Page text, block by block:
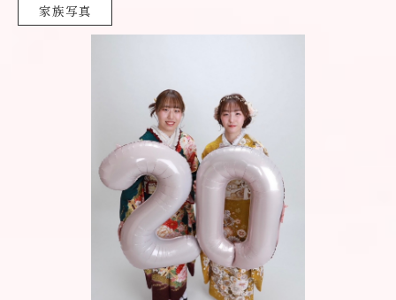
家族写真